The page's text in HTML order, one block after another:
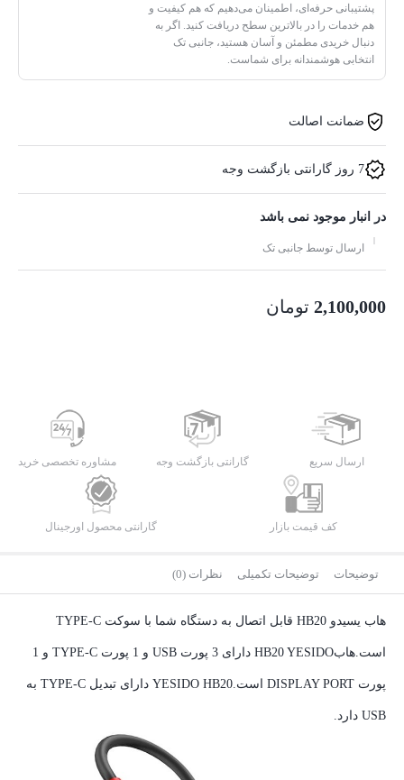
پشتیبانی حرفه‌ای، اطمینان می‌دهیم که هم کیفیت و
هم خدمات را در بالاترین سطح دریافت کنید. اگر به
دنبال خریدی مطمئن و آسان هستید، جانبی تک
انتخابی هوشمندانه برای شماست.
ضمانت اصالت
7 روز گارانتی بازگشت وجه
در انبار موجود نمی باشد
ارسال توسط جانبی تک
2,100,000 تومان
ارسال سریع گارانتی بازگشت وجه مشاوره تخصصی خرید
کف قیمت بازار گارانتی محصول اورجینال
توضیحات توضیحات تکمیلی نظرات (0)
هاب یسیدو HB20 قابل اتصال به دستگاه شما با سوکت TYPE-C
است.هابHB20 YESIDO دارای 3 پورت USB و 1 پورت TYPE-C و 1
پورت DISPLAY PORT است.YESIDO HB20 دارای تبدیل TYPE-C به
USB دارد.